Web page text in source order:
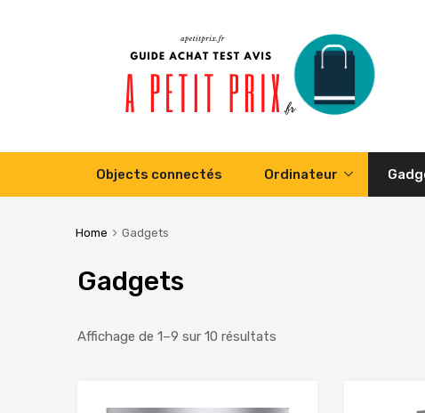
Objects connectés Ordinateur
Home Gadgets
Gadgets
Affichage de 1–9 sur 10 résultats